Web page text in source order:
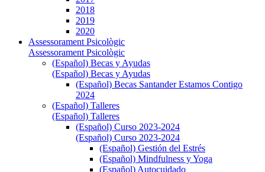
2018
2019
2020
Assessorament Psicològic
Assessorament Psicològic
(Español) Becas y Ayudas
(Español) Becas y Ayudas
(Español) Becas Santander Estamos Contigo
2024
(Español) Talleres
(Español) Talleres
(Español) Curso 2023-2024
(Español) Curso 2023-2024
(Español) Gestión del Estrés
(Español) Mindfulness y Yoga
(Español) Autocuidado